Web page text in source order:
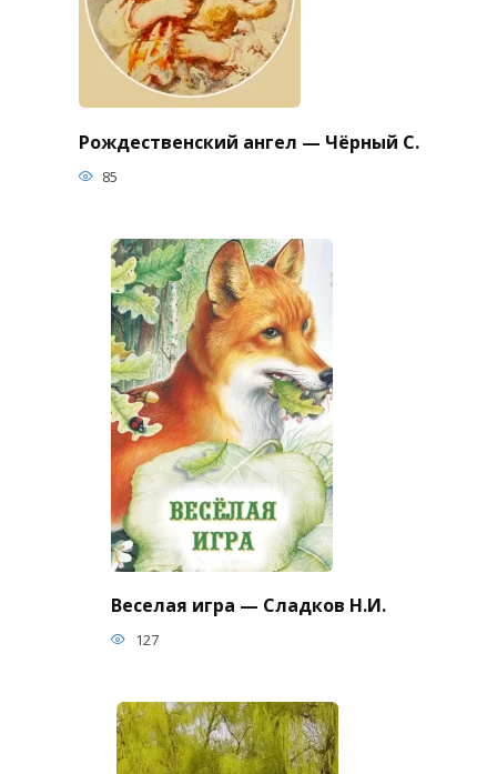
Рождественский ангел — Чёрный С.
85
Веселая игра — Сладков Н.И.
127